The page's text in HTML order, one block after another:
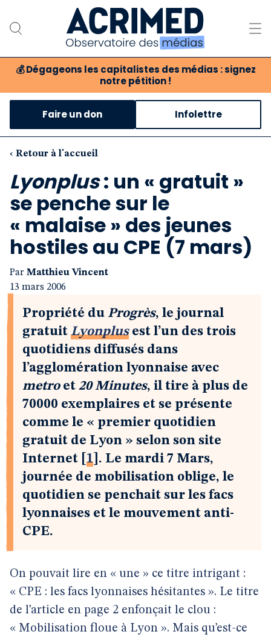
💰 Dégageons les capitalistes des médias : signez
notre pétition !
Notre association
Notre critique des médias
Nos propositions
Notre revue
Boutique
Faire un don Infolettre
‹ Retour à l'accueil
Lyonplus: un « gratuit »
se penche sur le
« malaise » des jeunes
hostiles au CPE (7 mars)
Par Matthieu Vincent
13 mars 2006
Propriété du Progrès, le journal
gratuit Lyonplusest l’un des trois
quotidiens diffusés dans
l’agglomération lyonnaise avec
metro et 20 Minutes, il tire à plus de
70000 exemplaires et se présente
comme le « premier quotidien
gratuit de Lyon » selon son site
Internet
1 . Le mardi 7 Mars,
journée de mobilisation oblige, le
quotidien se penchait sur les facs
lyonnaises et le mouvement anti-
CPE.
On pouvait lire en « une » ce titre intrigant :
« CPE : les facs lyonnaises hésitantes ». Le titre
de l’article en page 2 enfonçait le clou :
« Mobilisation floue à Lyon ». Mais qu’est-ce